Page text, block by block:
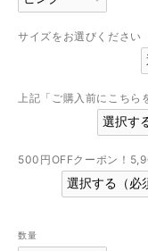
サイズをお選びください
上記「ご購入前にこち
500円OFFクーポン！
数量